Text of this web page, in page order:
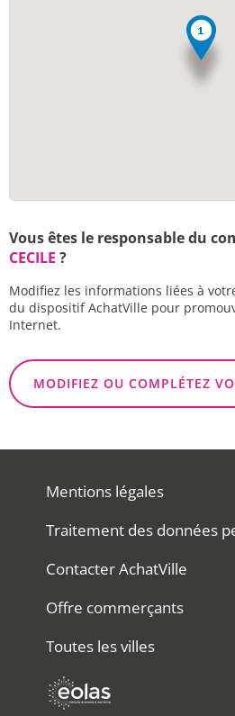
Vous êtes le responsable du
CECILE ?
Modifiez les informations liées à
du dispositif AchatVille pour
Internet.
MODIFIEZ OU COMPLÉTEZ
Mentions légales
Traitement des données
Contacter AchatVille
Offre commerçants
Toutes les villes